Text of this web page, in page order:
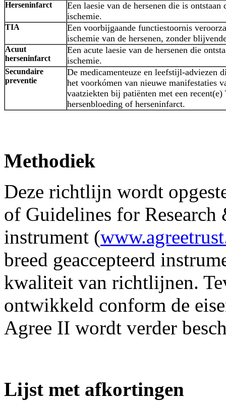
Herseninfarct
Een laesie van de hersenen die is ontstaan
ischemie.
TIA
Een voorbijgaande functiestoornis
ischemie van de hersenen, zonder
Acuut
herseninfarct
Een acute laesie van de hersenen die
ischemie.
Secundaire
preventie
De medicamenteuze en leefstijl-adviezen
het voorkómen van nieuwe manifestaties
vaatziekten bij patiënten met een
hersenbloeding of herseninfarct.
Methodiek
Deze richtlijn wordt
of Guidelines for
instrument (
breed geaccepteerd
kwaliteit van richtlijnen.
ontwikkeld conform de
Agree II wordt verder
Lijst met afkortingen